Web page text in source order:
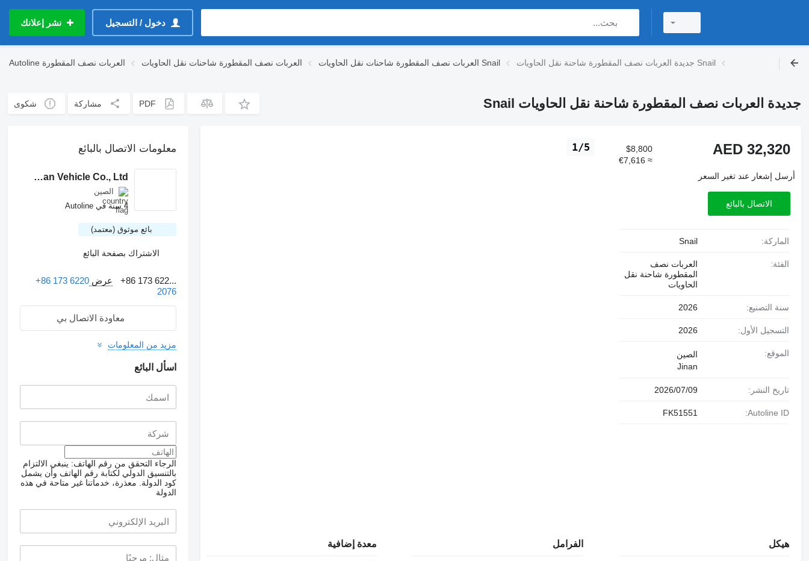
دخول / التسجيل نشر إعلانك
Autoline العربات نصف المقطورة العربات نصف المقطورة شاحنات نقل الحاويات العربات نصف المقطورة شاحنات نقل الحاويات Snail جديدة العربات نصف المقطورة شاحنة نقل الحاويات Snail
جديدة العربات نصف المقطورة شاحنة نقل الحاويات Snail PDF مشاركة شكوى
طلب الحصول على صور
إضافية
1/5 AED 32,320
$8,800
≈ €7,616
أرسل إشعار عند تغير السعر
الاتصال بالبائع
الماركة: Snail
الفئة:
العربات نصف
المقطورة شاحنة نقل
الحاويات
سنة التصنيع: 2026
التسجيل الأول: 2026
الموقع:
الصين
Jinan
تاريخ النشر: 09‏/07‏/2026
Autoline ID:
FK51551
هيكل الفرامل معدة إضافية
معلومات الاتصال بالبائع
Shandong Titan Vehicle Co., Ltd.
الصين
4 سنة في Autoline
بائع موثوق (معتمد)
الاشتراك بصفحة البائع
+86 173 622... عرض+86 173 6220
2076
معاودة الاتصال بي
مزيد من المعلومات
اسأل البائع
الرجاء التحقق من رقم الهاتف: ينبغي الالتزام
بالتنسيق الدولي لكتابة رقم الهاتف وأن يشمل
كود الدولة.
معذرة، خدماتنا غير متاحة في هذه
الدولة